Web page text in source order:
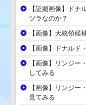
【証拠画像】ドナ
ツラなのか？
【画像】大統領候
【画像】ドナルド
【画像】リンジー
してみる
【画像】リンジー
見てみる